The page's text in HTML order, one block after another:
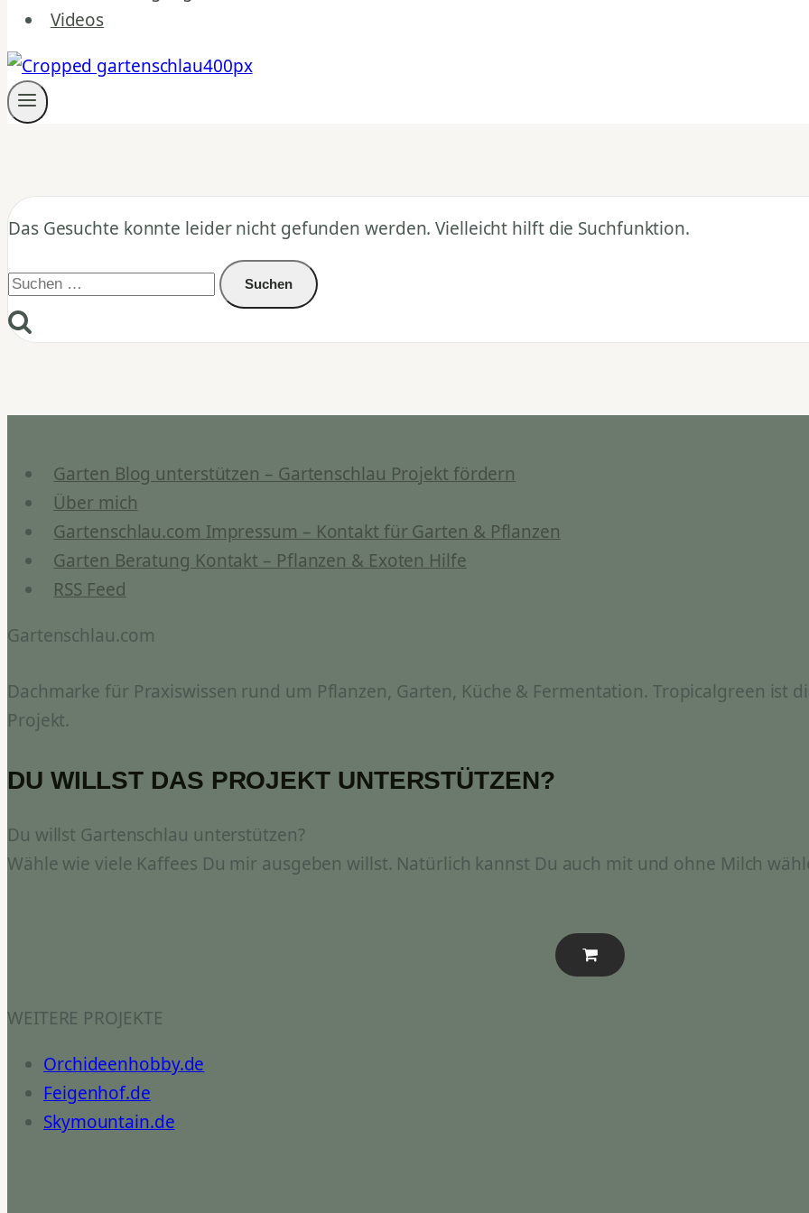
Videos
Das Gesuchte konnte leider nicht gefunden werden. Vielleicht hilft die Suchfunktion.
Suchen
nach:
Garten Blog unterstützen – Gartenschlau Projekt fördern
Über mich
Gartenschlau.com Impressum – Kontakt für Garten & Pflanzen
Garten Beratung Kontakt – Pflanzen & Exoten Hilfe
RSS Feed
Gartenschlau.com
Dachmarke für Praxiswissen rund um Pflanzen, Garten, Küche & Fermentation. Tropicalgreen ist
Projekt.
DU WILLST DAS PROJEKT UNTERSTÜTZEN?
Du willst Gartenschlau unterstützen?
Wähle wie viele Kaffees Du mir ausgeben willst. Natürlich kannst Du auch mit und ohne Milch
WEITERE PROJEKTE
Orchideenhobby.de
Feigenhof.de
Skymountain.de